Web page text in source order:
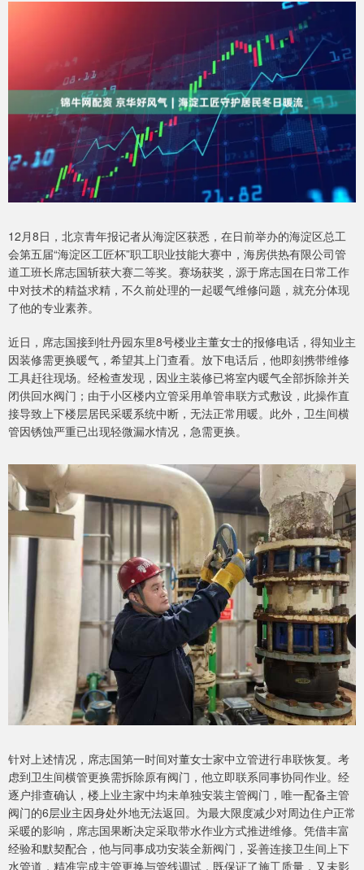
12月8日，北京青年报记者从海淀区获悉，在日前举办的海淀区总工
会第五届“海淀区工匠杯”职工职业技能大赛中，海房供热有限公司管
道工班长席志国斩获大赛二等奖。赛场获奖，源于席志国在日常工作
中对技术的精益求精，不久前处理的一起暖气维修问题，就充分体现
了他的专业素养。
近日，席志国接到牡丹园东里8号楼业主董女士的报修电话，得知业主
因装修需更换暖气，希望其上门查看。放下电话后，他即刻携带维修
工具赶往现场。经检查发现，因业主装修已将室内暖气全部拆除并关
闭供回水阀门；由于小区楼内立管采用单管串联方式敷设，此操作直
接导致上下楼层居民采暖系统中断，无法正常用暖。此外，卫生间横
管因锈蚀严重已出现轻微漏水情况，急需更换。
针对上述情况，席志国第一时间对董女士家中立管进行串联恢复。考
虑到卫生间横管更换需拆除原有阀门，他立即联系同事协同作业。经
逐户排查确认，楼上业主家中均未单独安装主管阀门，唯一配备主管
阀门的6层业主因身处外地无法返回。为最大限度减少对周边住户正常
采暖的影响，席志国果断决定采取带水作业方式推进维修。凭借丰富
经验和默契配合，他与同事成功安装全新阀门，妥善连接卫生间上下
水管道，精准完成主管更换与管线调试，既保证了施工质量，又未影